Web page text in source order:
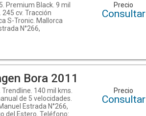
Premium Black. 9 mil
245 cv. Tracción
S-Tronic. Mallorca
N°266,
- WhatsApp
enviar un mje:
) Descubrí más
Seguinos
y
share/ZuvMBG2fmQGqKSkD/)
Precio
Consultar
Bora 2011
140 mil kms.
de 5 velocidades.
Estrada N°266,
del Estero. Teléfono:
Precio
Consultar